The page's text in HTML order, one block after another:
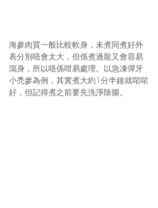
海參肉質一般比較軟身，未煮同煮好外
表分別唔會太大，但係煮過龍又會容易
瀉身，所以唔係咁易處理。以急凍彈牙
小禿參為例，其實煮大約1分半鐘就啱啱
好，但記得煮之前要先洗淨除腸。